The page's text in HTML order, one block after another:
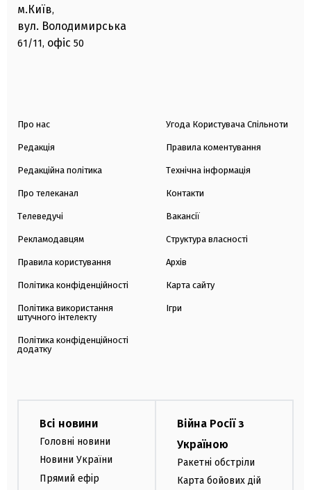
м.Київ,
вул. Володимирська
61/11, офіс 50
Про нас
Редакція
Редакційна політика
Про телеканал
Телеведучі
Рекламодавцям
Правила користування
Політика конфіденційності
Політика використання
штучного інтелекту
Політика конфіденційності
додатку
Угода Користувача Спільноти
Правила коментування
Технічна інформація
Контакти
Вакансії
Структура власності
Архів
Карта сайту
Ігри
Всі новини
Головні новини
Новини України
Прямий ефір
Війна Росії з
Україною
Ракетні обстріли
Карта бойових дій